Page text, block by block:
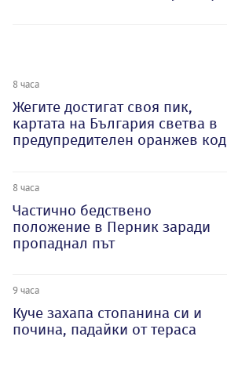
8 часа
Жегите достигат своя пик,
картата на България светва в
предупредителен оранжев код
8 часа
Частично бедствено
положение в Перник заради
пропаднал път
9 часа
Куче захапа стопанина си и
почина, падайки от тераса